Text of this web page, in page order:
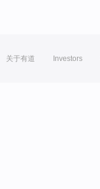
关于有道 Investors